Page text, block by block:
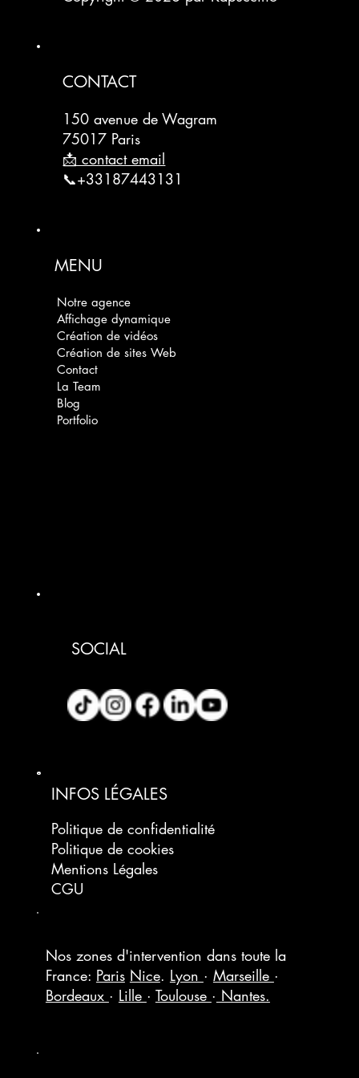
CONTACT
150 avenue de Wagram
75017 Paris
📩 contact email
📞+33187443131
Nos zones d'intervention dans toute la
France: Paris Nice. Lyon · Marseille ·
Bordeaux · Lille · Toulouse · Nantes.
MENU
Notre agence
Affichage dynamique
Création de vidéos
Création de sites Web
Contact
La Team
Blog
Portfolio
SOCIAL
INFOS LÉGALES
Politique de confidentialité
Politique de cookies
Mentions Légales
CGU